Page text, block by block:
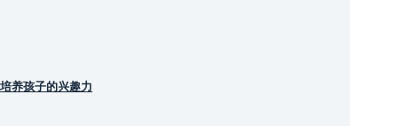
培养孩子的兴趣力